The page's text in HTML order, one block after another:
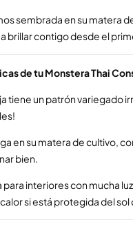
sembrada en su matera
brillar contigo desde el
de tu Monstera Thai
tiene un patrón variegado
en su matera de cultivo,
bien.
interiores con mucha
si está protegida del sol